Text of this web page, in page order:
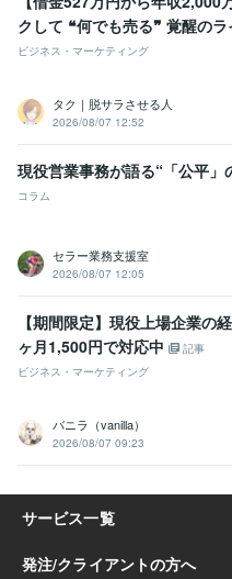
クして ❝何でも売る❞ 覚醒のラ
ビジネス・マーケティング
タク｜脱サラさせる人
2026/08/07 12:52
現役営業事務が語る“「公平」
コラム
セラー業務支援室
2026/08/07 12:05
【期間限定】現役上場企業の
ヶ月1,500円で対応中
記事
ビジネス・マーケティング
バニラ（vanilla）
2026/08/07 09:23